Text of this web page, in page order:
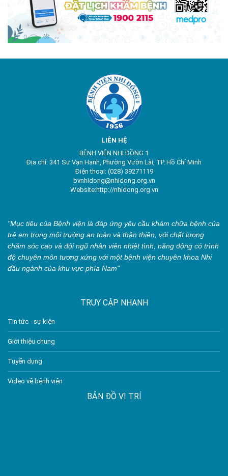
LIÊN HỆ
BỆNH VIỆN NHI ĐỒNG 1
Địa chỉ: 341 Sư Vạn Hạnh, Phường Vườn Lài, TP. Hồ Chí Minh
Điện thoại: (028) 39271119
bvnhidong@nhidong.org.vn
Website:http://nhidong.org.vn
"Mục tiêu của Bệnh viện là đáp ứng yêu cầu khám chữa bệnh của
trẻ em trong môi trường an toàn và thân thiện, với chất lượng
chăm sóc cao và đội ngũ nhân viên nhiệt tình, năng động có trình
độ chuyên môn tương xứng với một bệnh viện chuyên khoa Nhi
đầu ngành của khu vực phía Nam"
TRUY CẬP NHANH
Tin tức - sự kiện
Giới thiệu chung
Tuyển dụng
Video về bệnh viện
BẢN ĐỒ VỊ TRÍ